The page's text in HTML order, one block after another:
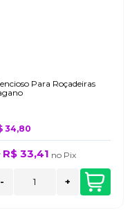
Para Roçadeiras
34,80
R$ 33,41 no Pix
- +